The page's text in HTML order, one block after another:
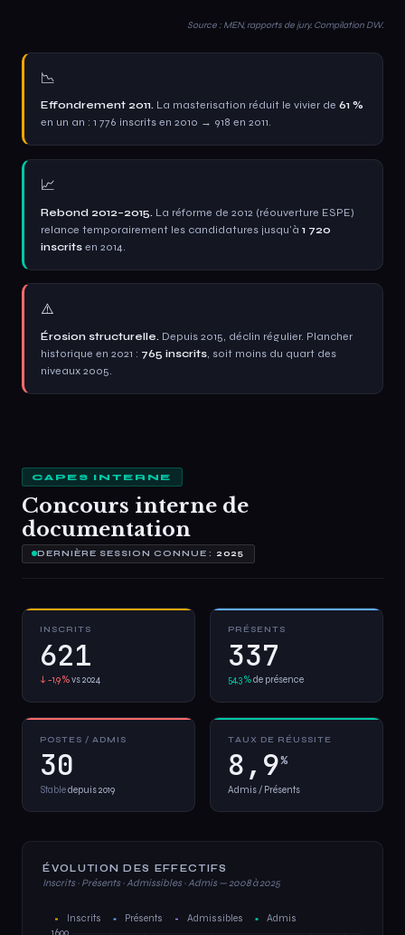
Source : MEN, rapports de jury. Compilation DW.
📉
Effondrement 2011.La masterisation réduit le vivier de 61 %
en un an : 1 776 inscrits en 2010 → 918 en 2011.
📈
Rebond 2012–2015. La réforme de 2012 (réouverture ESPE)
relance temporairement les candidatures jusqu'à 1 720
inscritsen 2014.
⚠️
Érosion structurelle. Depuis 2015, déclin régulier. Plancher
historique en 2021 : 765 inscrits, soit moins du quart des
niveaux 2005.
CAPES INTERNE
Concours interne de
documentation
DERNIÈRE SESSION CONNUE : 2025
INSCRITS
621
↓ −1,9 %vs 2024
PRÉSENTS
337
54,3 %de présence
POSTES / ADMIS
30
Stabledepuis 2019
TAUX DE RÉUSSITE
8,9%
Admis / Présents
ÉVOLUTION DES EFFECTIFS
Inscrits · Présents · Admissibles · Admis — 2008 à 2025